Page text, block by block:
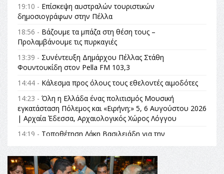
19:10 - Επίσκεψη αυστραλών τουριστικών
δημοσιογράφων στην Πέλλα
18:56 - Βάζουμε τα μπάζα στη θέση τους –
Προλαμβάνουμε τις πυρκαγιές
13:39 - Συνέντευξη Δημάρχου Πέλλας Στάθη
Φουντουκίδη στον Pella FM 103,3
14:44 - Κάλεσμα προς όλους τους εθελοντές αιμοδότες
14:23 - Όλη η Ελλάδα ένας πολιτισμός Μουσική
εγκατάσταση Πόλεμος και «Ειρήνη;» 5, 6 Αυγούστου 2026
| Αρχαία Έδεσσα, Αρχαιολογικός Χώρος Λόγγου
14:19 - Τοποθέτηση Λάκη Βασιλειάδη για την
Αναθεώρηση του Συντάγματος: «Σε τέτοιες κορυφαίες
θεσμικές διαδικασίες υπάρχει μόνο η ευθύνη απέναντι
στις επόμενες γενιές»